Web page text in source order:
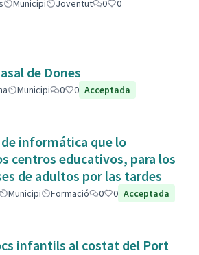
Municipi Joventut 0
0
de Dones
Municipi 0 0 Acceptada
de informática que lo
centros educativos, para los
de adultos por las tardes
Municipi Formació 0 0 Acceptada
infantils al costat del Port